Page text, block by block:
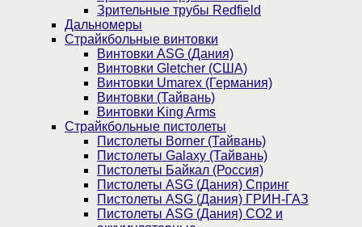
Зрительные трубы Redfield
Дальномеры
Страйкбольные винтовки
Винтовки ASG (Дания)
Винтовки Gletcher (США)
Винтовки Umarex (Германия)
Винтовки (Тайвань)
Винтовки King Arms
Страйкбольные пистолеты
Пистолеты Borner (Тайвань)
Пистолеты Galaxy (Тайвань)
Пистолеты Байкал (Россия)
Пистолеты ASG (Дания) Спринг
Пистолеты ASG (Дания) ГРИН-ГАЗ
Пистолеты ASG (Дания) CO2 и